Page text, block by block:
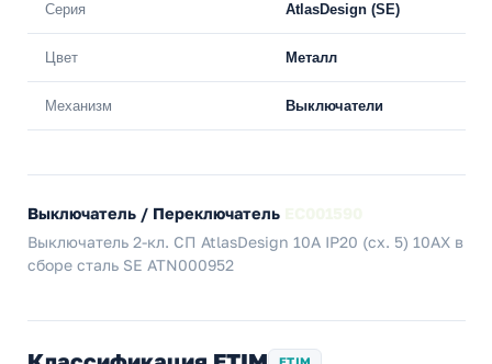
Серия AtlasDesign (SE)
Цвет Металл
Механизм Выключатели
Выключатель / Переключатель
Выключатель 2-кл. СП AtlasDesign 10А IP20 (сх. 5) 10AX в
сборе сталь SE ATN000952
ETIM